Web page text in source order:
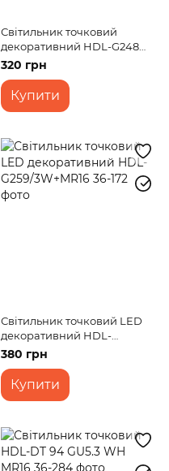
Світильник точковий
декоративний HDL-G248
BK MR16
320 грн
Купити
Світильник точковий LED
декоративний HDL-
G259/3W+MR16
380 грн
Купити